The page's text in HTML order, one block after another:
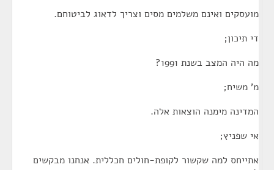
מועסקים ואינם משלמים מסים וצריך לדאוג לביטוחם.
די תיכון;
מה היה המצב בשנת 1991?
מ' משיח;
המדינה מימנה הוצאות אלה.
אי שפניץ;
אתייחס למה שקשור לקופת-חולים חכללית. אנחנו מבקשים